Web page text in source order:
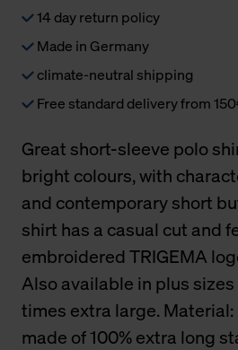
14 day return policy
Made in Germany
climate-neutral shipping
Free standard delivery from
Great short-sleeve polo
bright colours, with
and contemporary short
shirt has a casual cut and
embroidered TRIGEMA
Also available in plus
times extra large. Material:
made of 100% extra long